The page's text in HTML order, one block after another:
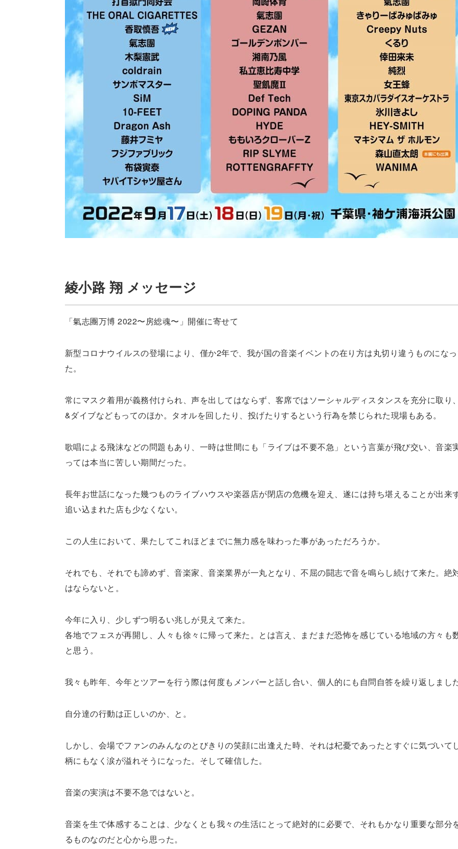
綾小路 翔 メッセージ
「氣志團万博 2022〜房総魂〜」開催に寄せて
新型コロナウイルスの登場により、僅か2年で、我が国の音楽イベントの在り方は丸切り違うものにな
た。
常にマスク着用が義務付けられ、声を出してはならず、客席ではソーシャルディスタンスを充分に取り
&ダイブなどもってのほか。タオルを回したり、投げたりするという行為を禁じられた現場もある。
歌唱による飛沫などの問題もあり、一時は世間にも「ライブは不要不急」という言葉が飛び交い、音楽
っては本当に苦しい期間だった。
長年お世話になった幾つものライブハウスや楽器店が閉店の危機を迎え、遂には持ち堪えることが出来
追い込まれた店も少なくない。
この人生において、果たしてこれほどまでに無力感を味わった事があっただろうか。
それでも、それでも諦めず、音楽家、音楽業界が一丸となり、不屈の闘志で音を鳴らし続けて来た。絶
はならないと。
今年に入り、少しずつ明るい兆しが見えて来た。
各地でフェスが再開し、人々も徐々に帰って来た。とは言え、まだまだ恐怖を感じている地域の方々も
と思う。
我々も昨年、今年とツアーを行う際は何度もメンバーと話し合い、個人的にも自問自答を繰り返しまし
自分達の行動は正しいのか、と。
しかし、会場でファンのみんなのとびきりの笑顔に出逢えた時、それは杞憂であったとすぐに気づいて
柄にもなく涙が溢れそうになった。そして確信した。
音楽の実演は不要不急ではないと。
音楽を生で体感することは、少なくとも我々の生活にとって絶対的に必要で、それもかなり重要な部分
るものなのだと心から思った。